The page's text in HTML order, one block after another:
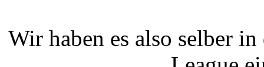
Wir haben es also selber